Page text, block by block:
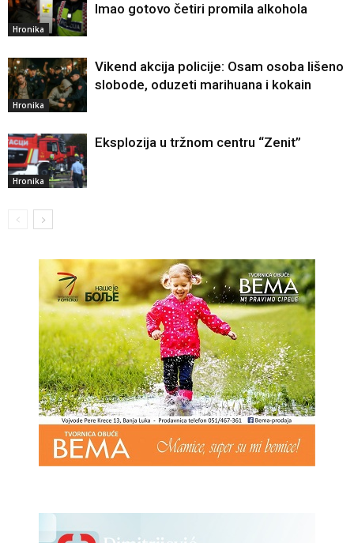
Hronika
Imao gotovo četiri promila alkohola
Hronika
Vikend akcija policije: Osam osoba lišeno
slobode, oduzeti marihuana i kokain
Hronika
Eksplozija u tržnom centru “Zenit”